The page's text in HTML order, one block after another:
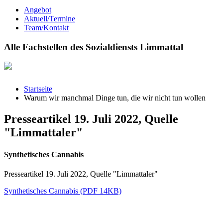
Angebot
Aktuell/Termine
Team/Kontakt
Alle Fachstellen des Sozialdiensts Limmattal
Startseite
Warum wir manchmal Dinge tun, die wir nicht tun wollen
Presseartikel 19. Juli 2022, Quelle
"Limmattaler"
Synthetisches Cannabis
Presseartikel 19. Juli 2022, Quelle "Limmattaler"
Synthetisches Cannabis (PDF 14KB)